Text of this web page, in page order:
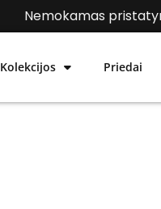
Nemokamas
Kolekcijos Priedai